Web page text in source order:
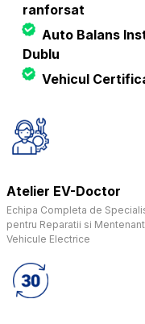
ranforsat
Auto Balans
Dublu
Vehicul
Atelier EV-Doctor
Echipa Completa de
pentru Reparatii si
Vehicule Electrice